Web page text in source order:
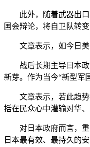
此外，随着武器出口
国会辩论，将自卫队转
文章表示，如今日美
战后长期主导日本政
新芽。作为当今“新型军
文章表示，若此趋势
括在民众心中灌输对华
对日本政府而言，重
日本最有效、最持久的安